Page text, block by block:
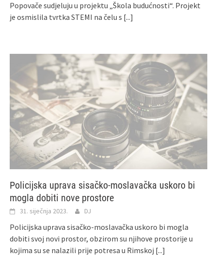
Popovače sudjeluju u projektu „Škola budućnosti“. Projekt
je osmislila tvrtka STEMI na čelu s [...]
Policijska uprava sisačko-moslavačka uskoro bi
mogla dobiti nove prostore
31. siječnja 2023. DJ
Policijska uprava sisačko-moslavačka uskoro bi mogla
dobiti svoj novi prostor, obzirom su njihove prostorije u
kojima su se nalazili prije potresa u Rimskoj [...]